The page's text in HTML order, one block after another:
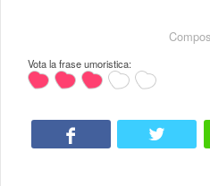
Vota la frase umoristica: